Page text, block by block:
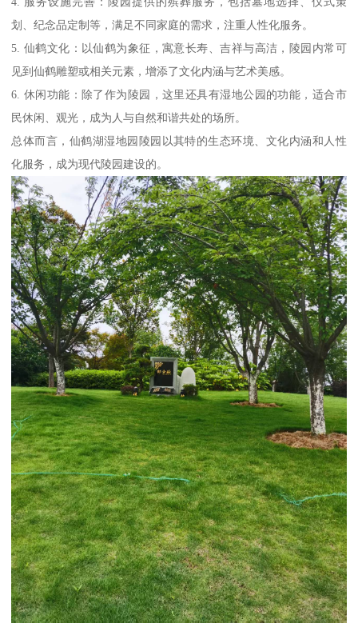
划、纪念品定制等，满足不同家庭的需求，注重人性化服务。
5. 仙鹤文化：以仙鹤为象征，寓意长寿、吉祥与高洁，陵园内常可
见到仙鹤雕塑或相关元素，增添了文化内涵与艺术美感。
6. 休闲功能：除了作为陵园，这里还具有湿地公园的功能，适合市
民休闲、观光，成为人与自然和谐共处的场所。
总体而言，仙鹤湖湿地园陵园以其特的生态环境、文化内涵和人性
化服务，成为现代陵园建设的。